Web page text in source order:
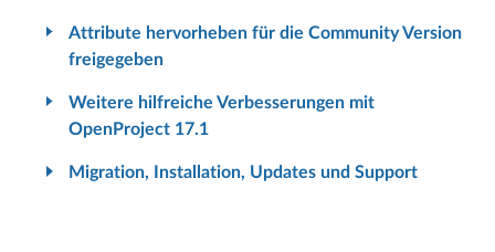
Attribute hervorheben für die Community Version
freigegeben
Weitere hilfreiche Verbesserungen mit
OpenProject 17.1
Migration, Installation, Updates und Support